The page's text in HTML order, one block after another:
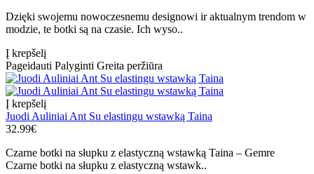
Dzięki swojemu nowoczesnemu designowi ir aktualnym trendom w
modzie, te botki są na czasie. Ich wyso..
Į krepšelį
Pageidauti Palyginti Greita peržiūra
Į krepšelį
Juodi Auliniai Ant Su elastingu wstawką Taina
32.99€
Czarne botki na słupku z elastyczną wstawką Taina – Gemre
Czarne botki na słupku z elastyczną wstawk..